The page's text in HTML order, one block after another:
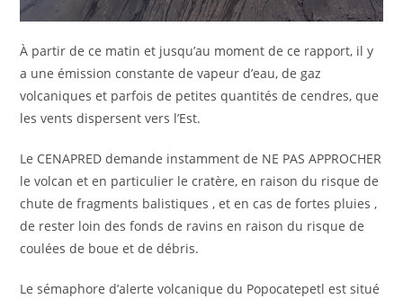
À partir de ce matin et jusqu’au moment de ce rapport, il y
a une émission constante de vapeur d’eau, de gaz
volcaniques et parfois de petites quantités de cendres, que
les vents dispersent vers l’Est.
Le CENAPRED demande instamment de NE PAS APPROCHER
le volcan et en particulier le cratère, en raison du risque de
chute de fragments balistiques , et en cas de fortes pluies ,
de rester loin des fonds de ravins en raison du risque de
coulées de boue et de débris.
Le sémaphore d’alerte volcanique du Popocatepetl est situé